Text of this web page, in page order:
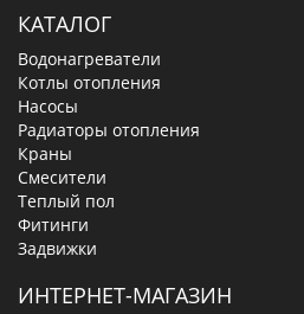
КАТАЛОГ
Водонагреватели
Котлы отопления
Насосы
Радиаторы отопления
Краны
Смесители
Теплый пол
Фитинги
Задвижки
ИНТЕРНЕТ-МАГАЗИН